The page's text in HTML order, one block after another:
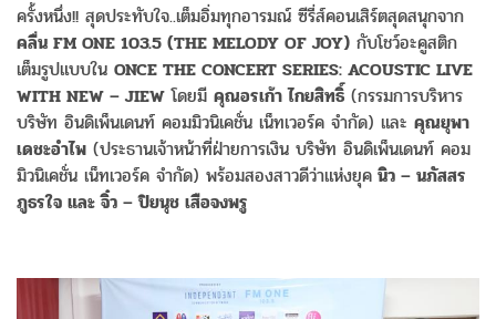
ครั้งหนึ่ง!! สุดประทับใจ..เต็มอิ่มทุกอารมณ์ ซีรี่ส์คอนเสิร์ตสุดสนุกจาก
คลื่น FM ONE 103.5 (THE MELODY OF JOY) กับโชว์อะคูสติก
เต็มรูปแบบใน ONCE THE CONCERT SERIES: ACOUSTIC LIVE
WITH NEW – JIEW โดยมี คุณอรเก้า ไกยสิทธิ์ (กรรมการบริหาร
บริษัท อินดิเพ็นเดนท์ คอมมิวนิเคชั่น เน็ทเวอร์ค จำกัด) และ คุณยุพา
เดชะอำไพ (ประธานเจ้าหน้าที่ฝ่ายการเงิน บริษัท อินดิเพ็นเดนท์ คอม
มิวนิเคชั่น เน็ทเวอร์ค จำกัด) พร้อมสองสาวดีว่าแห่งยุค นิว – นภัสสร
ภูธรใจ และ จิ๋ว – ปิยนุช เสือจงพรู